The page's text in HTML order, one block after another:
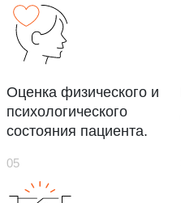
Оценка физического и
психологического
состояния пациента.